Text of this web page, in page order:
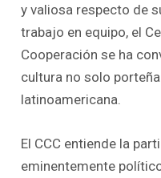
y valiosa respecto de
trabajo en equipo, el
Cooperación se ha
cultura no solo
latinoamericana.
El CCC entiende la
eminentemente